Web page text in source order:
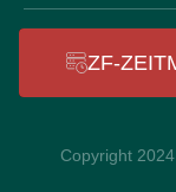
ZF-
Copyright